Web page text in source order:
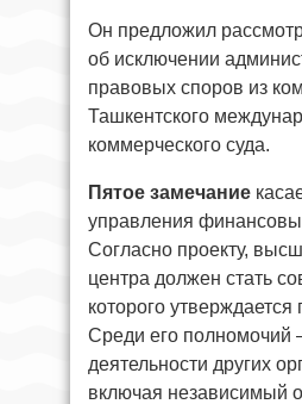
Он предложил
об исключении
правовых споров из
Ташкентского
коммерческого суда.
Пятое замечание
управления
Согласно проекту,
центра должен стать
которого утверждается
Среди его полномочий
деятельности других
включая независимый